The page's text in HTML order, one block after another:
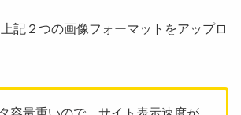
記２つの画像フォーマットをアップロ